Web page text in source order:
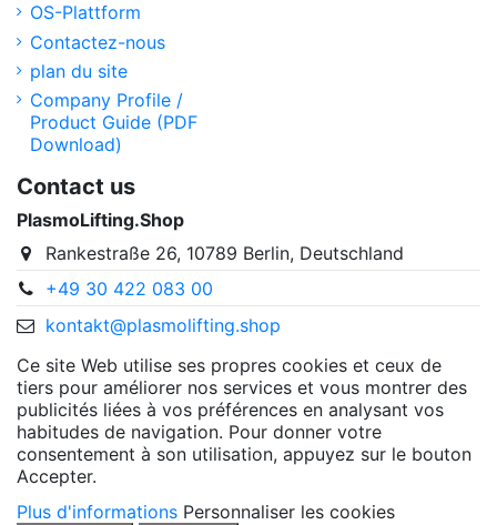
OS-Plattform
Contactez-nous
plan du site
Company Profile /
Product Guide (PDF
Download)
Contact us
PlasmoLifting.Shop
Rankestraße 26, 10789 Berlin, Deutschland
+49 30 422 083 00
kontakt@plasmolifting.shop
Ce site Web utilise ses propres cookies et ceux de
tiers pour améliorer nos services et vous montrer des
publicités liées à vos préférences en analysant vos
habitudes de navigation. Pour donner votre
consentement à son utilisation, appuyez sur le bouton
Accepter.
Plus d'informations Personnaliser les cookies